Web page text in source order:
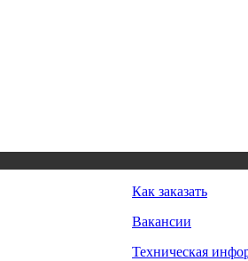
Как заказать
Вакансии
Техническая